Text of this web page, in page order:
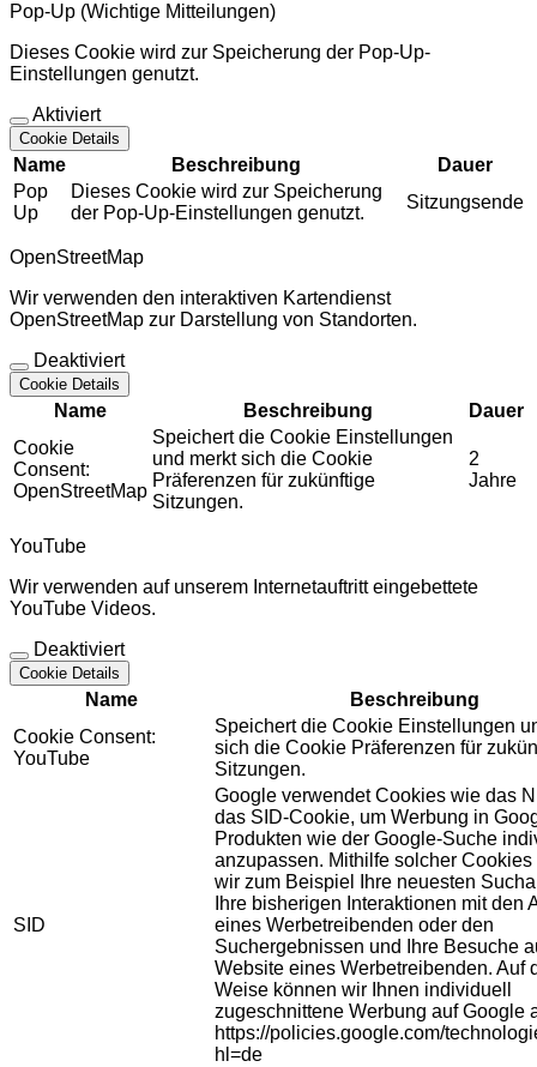
Pop-Up (Wichtige Mitteilungen)
Dieses Cookie wird zur Speicherung der Pop-Up-
Einstellungen genutzt.
Aktiviert
Cookie Details
Name Beschreibung
Dauer
Pop
Up
Dieses Cookie wird zur Speicherung
der Pop-Up-Einstellungen genutzt.
Sitzungsende
OpenStreetMap
Wir verwenden den interaktiven Kartendienst
OpenStreetMap zur Darstellung von Standorten.
Deaktiviert
Cookie Details
Name Beschreibung
Dauer
Cookie
Consent:
OpenStreetMap
Speichert die Cookie Einstellungen
und merkt sich die Cookie
Präferenzen für zukünftige
Sitzungen.
2
Jahre
YouTube
Wir verwenden auf unserem Internetauftritt eingebettete
YouTube Videos.
Deaktiviert
Cookie Details
Name
Beschreibung
Cookie Consent:
YouTube
Speichert die Cookie Einstellungen
sich die Cookie Präferenzen für
Sitzungen.
SID
Google verwendet Cookies wie das
das SID-Cookie, um Werbung in
Produkten wie der Google-Suche
anzupassen. Mithilfe solcher Cookies
wir zum Beispiel Ihre neuesten
Ihre bisherigen Interaktionen mit den
eines Werbetreibenden oder den
Suchergebnissen und Ihre Besuche
Website eines Werbetreibenden. Auf
Weise können wir Ihnen individuell
zugeschnittene Werbung auf Google
https://policies.google.com/
hl=de